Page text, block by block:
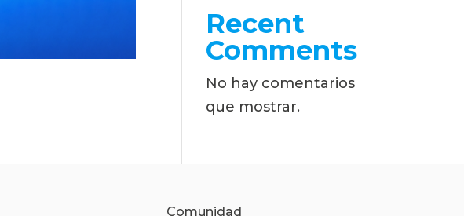
Recent
Comments
No hay comentarios
que mostrar.
Comunidad